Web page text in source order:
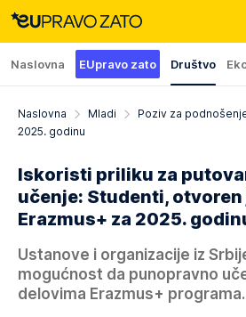
Naslovna EUpravo zato Društvo
Naslovna Mladi
Poziv za
2025. godinu
Iskoristi priliku za
učenje: Studenti, otvoren
Erazmus+ za 2025.
Ustanove i organizacije iz
mogućnost da punopravno
delovima Erazmus+ programa.